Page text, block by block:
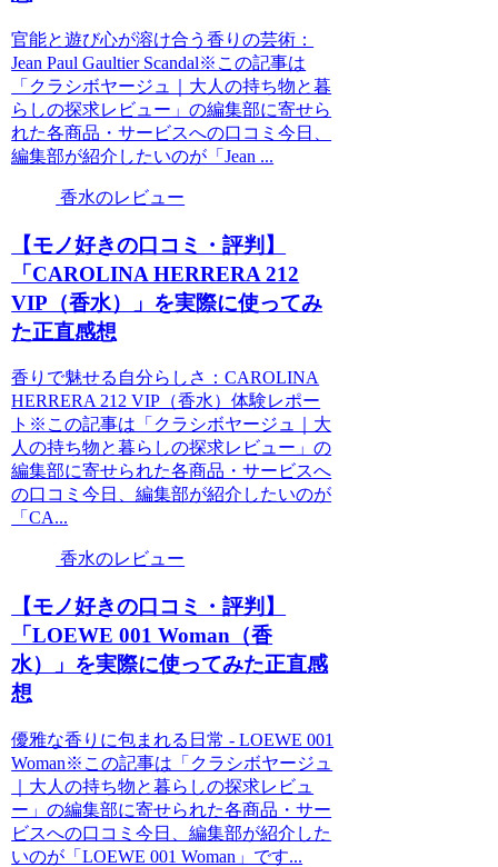
官能と遊び心が溶け合う香りの芸術：
Jean Paul Gaultier Scandal※この記事は
「クラシボヤージュ｜大人の持ち物と暮
らしの探求レビュー」の編集部に寄せら
れた各商品・サービスへの口コミ今日、
編集部が紹介したいのが「Jean ...
香水のレビュー
【モノ好きの口コミ・評判】
「CAROLINA HERRERA 212
VIP（香水）」を実際に使ってみ
た正直感想
香りで魅せる自分らしさ：CAROLINA
HERRERA 212 VIP（香水）体験レポー
ト※この記事は「クラシボヤージュ｜大
人の持ち物と暮らしの探求レビュー」の
編集部に寄せられた各商品・サービスへ
の口コミ今日、編集部が紹介したいのが
「CA...
香水のレビュー
【モノ好きの口コミ・評判】
「LOEWE 001 Woman（香
水）」を実際に使ってみた正直感
想
優雅な香りに包まれる日常 - LOEWE 001
Woman※この記事は「クラシボヤージュ
｜大人の持ち物と暮らしの探求レビュ
ー」の編集部に寄せられた各商品・サー
ビスへの口コミ今日、編集部が紹介した
いのが「LOEWE 001 Woman」です...